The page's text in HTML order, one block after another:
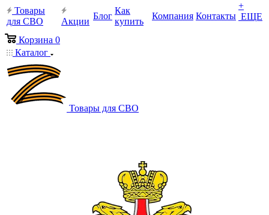
Товары
для СВО
Акции
Блог
Как
купить
Компания Контакты
+
ЕЩЕ
Корзина 0
Каталог
Товары для СВО